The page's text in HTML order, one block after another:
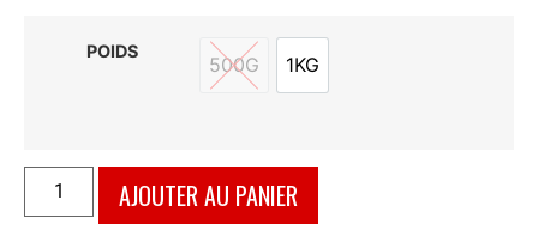
POIDS
500G
500G
1KG
1KG
AJOUTER AU PANIER